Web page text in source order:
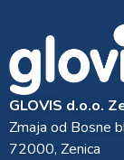
GLOVIS d.o.o.
Zmaja od Bosne
72000, Zenica